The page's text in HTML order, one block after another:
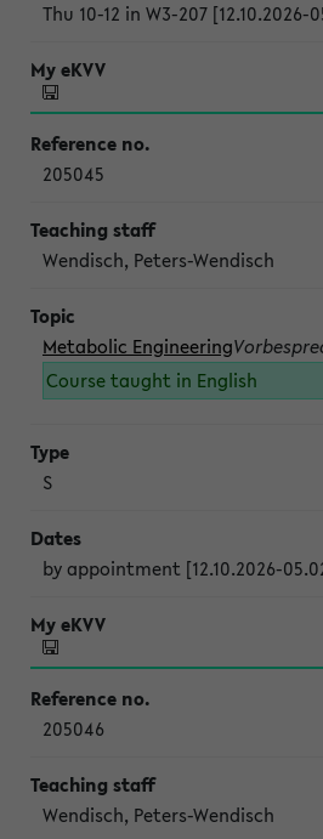
Thu 10-12 in W3-207 [12.10.2026-
205045
Wendisch, Peters-Wendisch
Metabolic Engineering
Course taught in English
S
by appointment [12.10.2026-
205046
Wendisch, Peters-Wendisch